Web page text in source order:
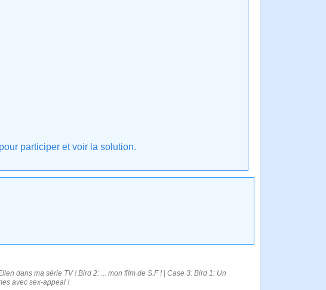
participer et voir la solution.
dans ma série TV ! Bird 2: ... mon film de S.F ! | Case 3: Bird 1: Un
avec sex-appeal !